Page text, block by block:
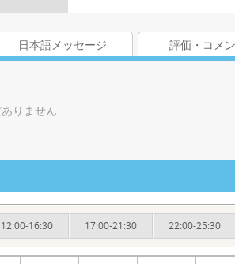
日本語メッセージ 評価・コメ
りません
12:00-16:30 17:00-21:30 22:00-25:30